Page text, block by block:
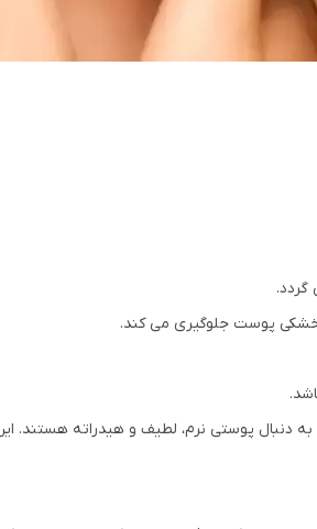
گردد.
خشکی پوست جلوگیری می کند.
دنبال پوستی نرم، لطیف و هیدراته هستند.